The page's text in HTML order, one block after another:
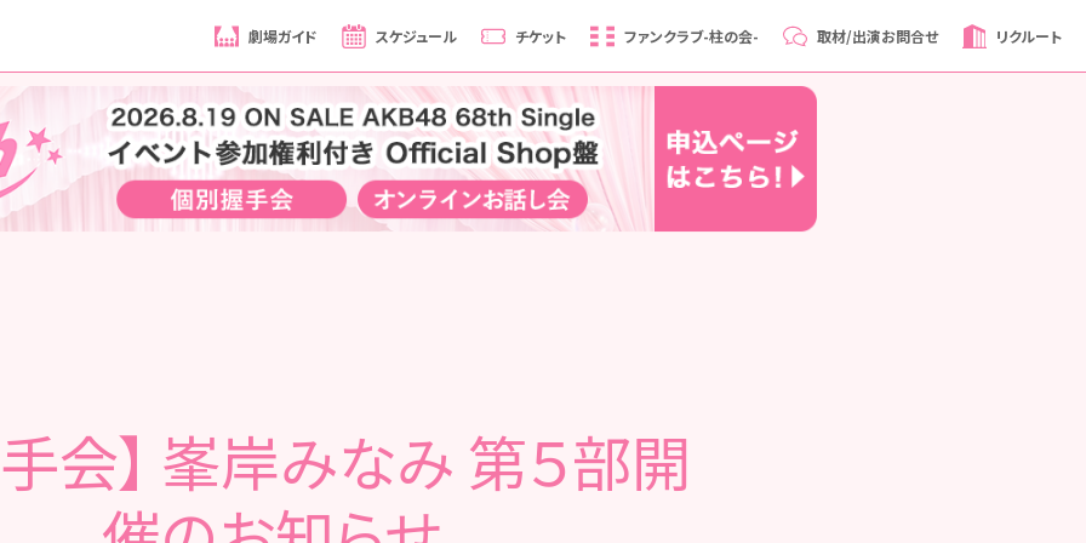
劇場ガイド スケジュール チケット ファンクラブ-柱の会- 取材/出演お問合せ リクルート
会】 峯岸みなみ 第５部開